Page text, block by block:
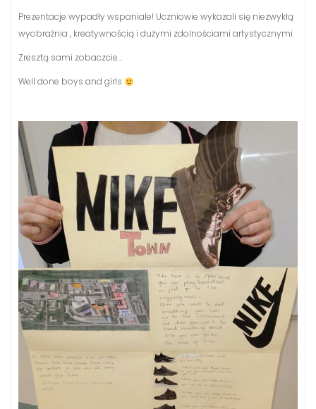
Prezentacje wypadły wspaniale! Uczniowie wykazali się niezwykłą
wyobraźnia , kreatywnością i dużymi zdolnościami artystycznymi.
Zresztą sami zobaczcie…
Well done boys and girls